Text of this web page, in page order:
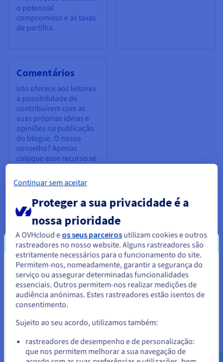
o potencial
compromisso e as taxas
de partilha.
Comentários
Isto oferece aos leitores
a possibilidade de
contribuírem com as
suas próprias ideias e
opiniões na publicação
do blogue. O nosso
conselho? Apenas
coloque esse recurso se
que comenta
regularmente. Caso
contrário, a falta de
comentários pode
sugerir uma falta de
envolvimento. Além
disso, certifique-se de
que contrata alguém
para monitorizar os
comentários e verificar
os e-mails de spam, as
reclamações ou ainda a
linguagem ofensiva.
Parece que está localizado em
Estados Unidos.
Para encomendar a partir de Estados Unidos, terá de consultar e
Aceder ao website do Estados Unidos
us.ovhcloud.com/
Inglês USD - $
Continuar sem aceitar
Proteger a sua privacidade é a
nossa prioridade
A OVHcloud e os seus parceirosutilizam cookies e outros
rastreadores no nosso website. Alguns rastreadores são
estritamente necessários para o funcionamento do site.
Permitem-nos, nomeadamente, garantir a segurança do
serviço ou assegurar determinadas funcionalidades
essenciais. Outros permitem-nos realizar medições de
audiência anónimas. Estes rastreadores estão isentos de
consentimento.
Sujeito ao seu acordo, utilizamos também:
rastreadores de desempenho e de personalização:
que nos permitem melhorar a sua navegação de